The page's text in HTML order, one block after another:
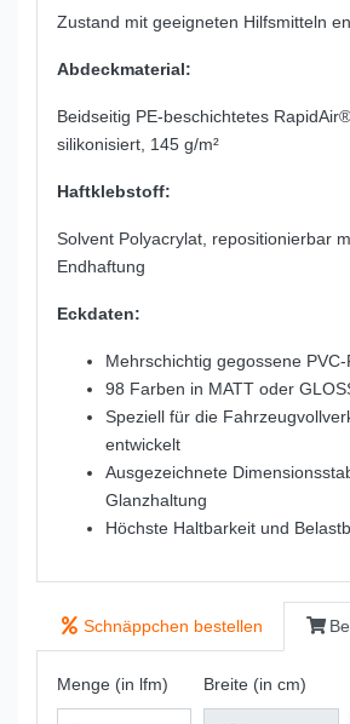
Zustand mit geeigneten Hilfsmitteln
Abdeckmaterial:
Beidseitig PE-beschichtetes
silikonisiert, 145 g/m²
Haftklebstoff:
Solvent Polyacrylat, repositionierbar
Endhaftung
Eckdaten:
Mehrschichtig gegossene
98 Farben in MATT oder
Speziell für die
entwickelt
Ausgezeichnete
Glanzhaltung
Höchste Haltbarkeit und
Schnäppchen bestellen
Menge (in lfm) Breite (in cm)